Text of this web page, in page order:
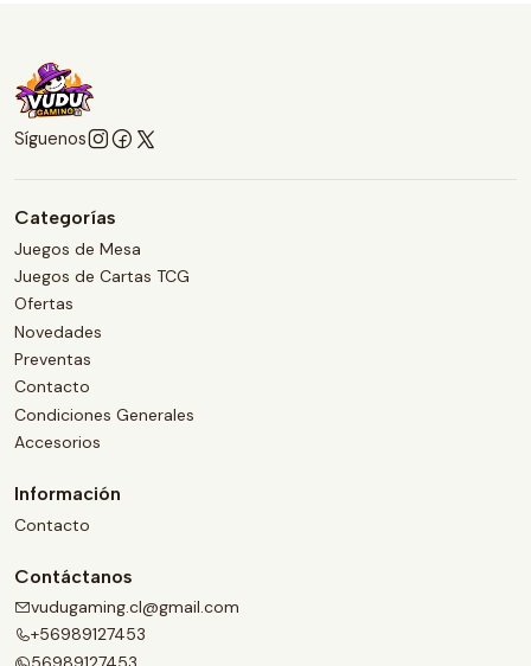
Síguenos
Categorías
Juegos de Mesa
Juegos de Cartas TCG
Ofertas
Novedades
Preventas
Contacto
Condiciones Generales
Accesorios
Información
Contacto
Contáctanos
vudugaming.cl@gmail.com
+56989127453